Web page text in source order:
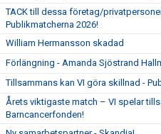
TACK till dessa företag/
Publikmatcherna 2026!
William Hermansson skadad
Förlängning - Amanda Sjöstrand
Tillsammans kan VI göra skillnad -
Årets viktigaste match – VI spelar
Barncancerfonden!